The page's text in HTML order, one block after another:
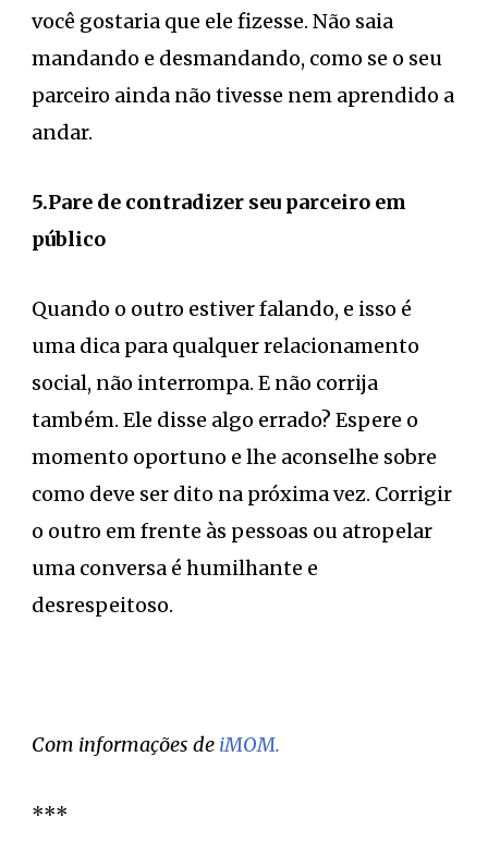
você gostaria que ele fizesse. Não saia
mandando e desmandando, como se o seu
parceiro ainda não tivesse nem aprendido a
andar.
5.Pare de contradizer seu parceiro em
público
Quando o outro estiver falando, e isso é
uma dica para qualquer relacionamento
social, não interrompa. E não corrija
também. Ele disse algo errado? Espere o
momento oportuno e lhe aconselhe sobre
como deve ser dito na próxima vez. Corrigir
o outro em frente às pessoas ou atropelar
uma conversa é humilhante e
desrespeitoso.
Com informações de iMOM.
***